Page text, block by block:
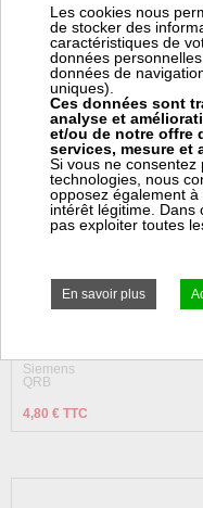
424114620
5,21 € TTC
Bride qrb
Siemens
QRB
4,80 € TTC
Les cookies nous
de stocker des
caractéristiques de
données
données de
uniques).
Ces données sont
analyse et
et/ou de notre offre
services, mesure et
Si vous ne consentez
technologies, nous
opposez également
intérêt légitime. Dans
pas exploiter toutes